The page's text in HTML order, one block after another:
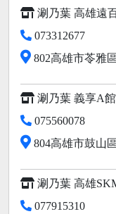
涮乃葉 高雄遠
073312677
802高雄市苓雅
涮乃葉 義享A
075560078
804高雄市鼓山
涮乃葉 高雄
077915310